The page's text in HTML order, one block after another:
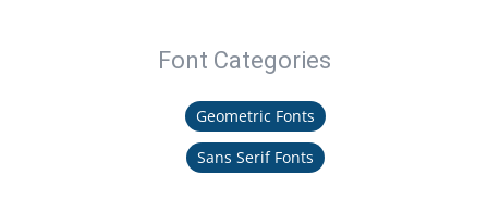
Font Categories
Geometric Fonts
Sans Serif Fonts